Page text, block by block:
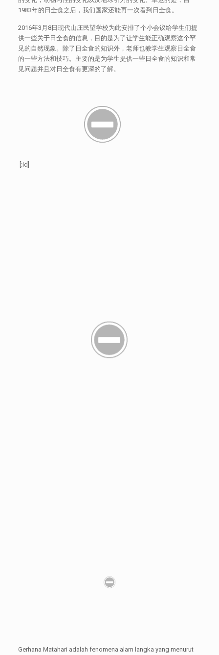
1983年的日全食之后，我们国家还能再一次看到日全食。
2016年3月8日现代山庄民望学校为此安排了个小会议给学生们提
供一些关于日全食的信息，目的是为了让学生能正确观察这个罕
见的自然现象。除了日全食的知识外，老师也教学生观察日全食
的一些方法和技巧。主要的是为学生提供一些日全食的知识和常
见问题并且对日全食有更深的了解。
[:id]
Gerhana Matahari adalah fenomena alam langka yang menurut